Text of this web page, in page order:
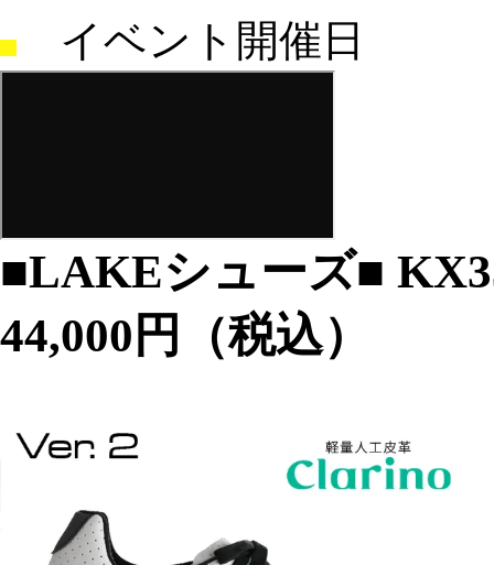
イベント開催日
■LAKEシューズ■
44,000円（税込）